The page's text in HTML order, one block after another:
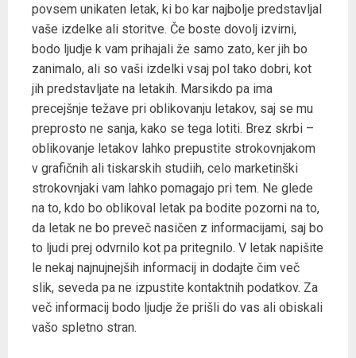
povsem unikaten letak, ki bo kar najbolje predstavljal
vaše izdelke ali storitve. Če boste dovolj izvirni,
bodo ljudje k vam prihajali že samo zato, ker jih bo
zanimalo, ali so vaši izdelki vsaj pol tako dobri, kot
jih predstavljate na letakih. Marsikdo pa ima
precejšnje težave pri oblikovanju letakov, saj se mu
preprosto ne sanja, kako se tega lotiti. Brez skrbi –
oblikovanje letakov lahko prepustite strokovnjakom
v grafičnih ali tiskarskih studiih, celo marketinški
strokovnjaki vam lahko pomagajo pri tem. Ne glede
na to, kdo bo oblikoval letak pa bodite pozorni na to,
da letak ne bo preveč nasičen z informacijami, saj bo
to ljudi prej odvrnilo kot pa pritegnilo. V letak napišite
le nekaj najnujnejših informacij in dodajte čim več
slik, seveda pa ne izpustite kontaktnih podatkov. Za
več informacij bodo ljudje že prišli do vas ali obiskali
vašo spletno stran.